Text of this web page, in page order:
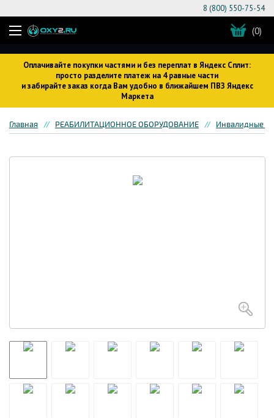
Оплачивайте покупки частями и без переплат в Яндекс Сплит:
просто разделите платеж на 4 равные части
и забирайте заказ когда Вам удобно в ближайшем ПВЗ Яндекс
Маркета
8 (800) 550-75-54
(0)
Главная РЕАБИЛИТАЦИОННОЕ ОБОРУДОВАНИЕ Инвалидные